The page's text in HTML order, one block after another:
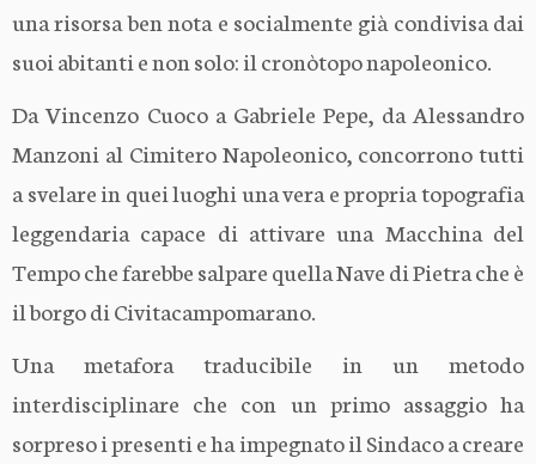
una risorsa ben nota e socialmente già condivisa dai
suoi abitanti e non solo: il cronòtopo napoleonico.
Da Vincenzo Cuoco a Gabriele Pepe, da Alessandro
Manzoni al Cimitero Napoleonico, concorrono tutti
a svelare in quei luoghi una vera e propria topografia
leggendaria capace di attivare una Macchina del
Tempo che farebbe salpare quella Nave di Pietra che è
il borgo di Civitacampomarano.
Una metafora traducibile in un metodo
interdisciplinare che con un primo assaggio ha
sorpreso i presenti e ha impegnato il Sindaco a creare